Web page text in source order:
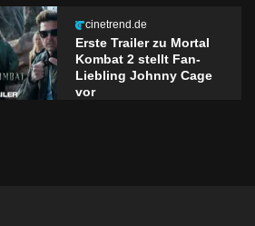
cinetrend.de
Erste Trailer zu Mortal
Kombat 2 stellt Fan-
Liebling Johnny Cage
vor